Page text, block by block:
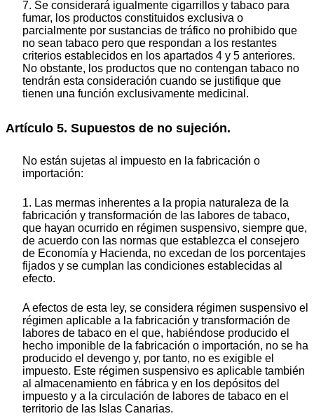
7. Se considerará igualmente cigarrillos y tabaco para
fumar, los productos constituidos exclusiva o
parcialmente por sustancias de tráfico no prohibido que
no sean tabaco pero que respondan a los restantes
criterios establecidos en los apartados 4 y 5 anteriores.
No obstante, los productos que no contengan tabaco no
tendrán esta consideración cuando se justifique que
tienen una función exclusivamente medicinal.
Artículo 5. Supuestos de no sujeción.
No están sujetas al impuesto en la fabricación o
importación:
1. Las mermas inherentes a la propia naturaleza de la
fabricación y transformación de las labores de tabaco,
que hayan ocurrido en régimen suspensivo, siempre que,
de acuerdo con las normas que establezca el consejero
de Economía y Hacienda, no excedan de los porcentajes
fijados y se cumplan las condiciones establecidas al
efecto.
A efectos de esta ley, se considera régimen suspensivo el
régimen aplicable a la fabricación y transformación de
labores de tabaco en el que, habiéndose producido el
hecho imponible de la fabricación o importación, no se ha
producido el devengo y, por tanto, no es exigible el
impuesto. Este régimen suspensivo es aplicable también
al almacenamiento en fábrica y en los depósitos del
impuesto y a la circulación de labores de tabaco en el
territorio de las Islas Canarias.